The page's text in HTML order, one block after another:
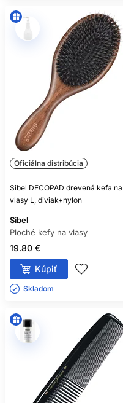
Oficiálna distribúcia
Sibel DECOPAD drevená kefa na
vlasy L, diviak+nylon
Sibel
Ploché kefy na vlasy
19.80 €
Kúpiť
Skladom ㅤ